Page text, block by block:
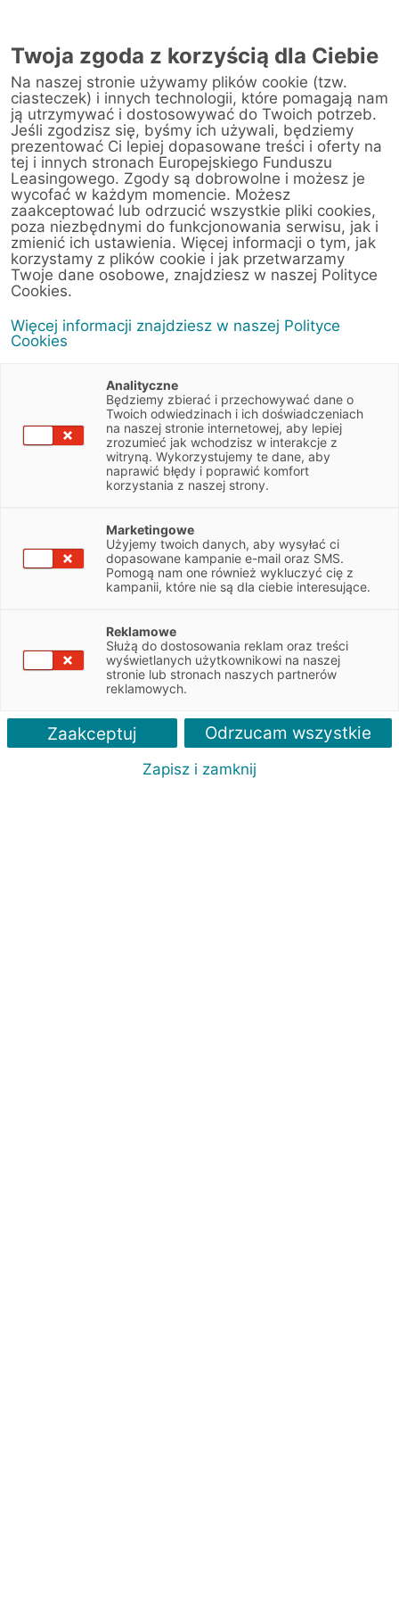
Warsztat
Strona główna/ Obsługa klienta/Centrum Likwidacji Szkód
Sobiesław Zasada Automotive Sp. z o.o. Sp. j. (Bielsko-Biała)
< Powrót do listy placówek
Sobiesław Zasada
Automotive Sp. z o.o.
Sp. j. (Bielsko-Biała)
Karpacka 90
NIP 6772338280
Obsługiwane pojazdy:
Obsługiwane marki:
Mercedes
Mercedes
Wyznacz trasę
Twoja zgoda z korzyścią dla Ciebie
Na naszej stronie używamy plików cookie (tzw.
ciasteczek) i innych technologii, które pomagają nam
ją utrzymywać i dostosowywać do Twoich potrzeb.
Jeśli zgodzisz się, byśmy ich używali, będziemy
prezentować Ci lepiej dopasowane treści i oferty na
tej i innych stronach Europejskiego Funduszu
Leasingowego. Zgody są dobrowolne i możesz je
wycofać w każdym momencie. Możesz
zaakceptować lub odrzucić wszystkie pliki cookies,
poza niezbędnymi do funkcjonowania serwisu, jak i
zmienić ich ustawienia. Więcej informacji o tym, jak
korzystamy z plików cookie i jak przetwarzamy
Twoje dane osobowe, znajdziesz w naszej Polityce
Cookies.
Więcej informacji znajdziesz w naszej Polityce
Cookies
Analityczne
Będziemy zbierać i przechowywać dane o
Twoich odwiedzinach i ich doświadczeniach
na naszej stronie internetowej, aby lepiej
zrozumieć jak wchodzisz w interakcje z
witryną. Wykorzystujemy te dane, aby
naprawić błędy i poprawić komfort
korzystania z naszej strony.
Marketingowe
Użyjemy twoich danych, aby wysyłać ci
dopasowane kampanie e-mail oraz SMS.
Pomogą nam one również wykluczyć cię z
kampanii, które nie są dla ciebie interesujące.
Reklamowe
Służą do dostosowania reklam oraz treści
wyświetlanych użytkownikowi na naszej
stronie lub stronach naszych partnerów
reklamowych.
Zaakceptuj Odrzucam wszystkie
Zapisz i zamknij